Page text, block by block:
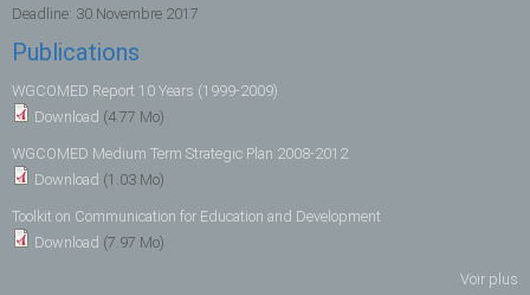
Deadline: 30 Novembre 2017
Publications
WGCOMED Report 10 Years (1999-2009)
Download (4.77 Mo)
WGCOMED Medium Term Strategic Plan 2008-2012
Download (1.03 Mo)
Toolkit on Communication for Education and Development
Download (7.97 Mo)
Voir plus